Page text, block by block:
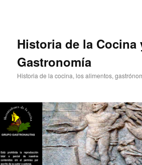
Historia de la Cocina
Gastronomía
Historia de la cocina, los alimentos,